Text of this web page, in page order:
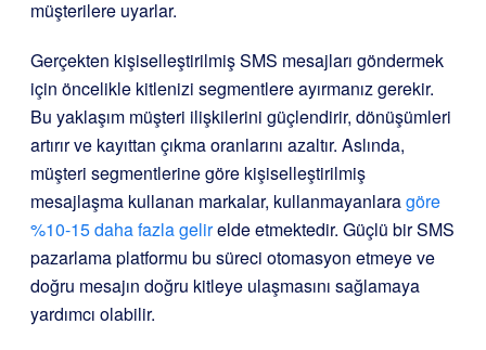
müşterilere uyarlar.
Gerçekten kişiselleştirilmiş SMS mesajları göndermek
için öncelikle kitlenizi segmentlere ayırmanız gerekir.
Bu yaklaşım müşteri ilişkilerini güçlendirir, dönüşümleri
artırır ve kayıttan çıkma oranlarını azaltır. Aslında,
müşteri segmentlerine göre kişiselleştirilmiş
mesajlaşma kullanan markalar, kullanmayanlaragöre
%10-15 daha fazla gelirelde etmektedir. Güçlü bir SMS
pazarlama platformu bu süreci otomasyon etmeye ve
doğru mesajın doğru kitleye ulaşmasını sağlamaya
yardımcı olabilir.